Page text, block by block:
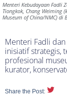
Menteri Kebudayaan Fadli
Tiongkok, Chang Weiming
Museum of China/NMC) di
Menteri Fadli
inisiatif strategis,
profesional
kurator,
Share the Post: